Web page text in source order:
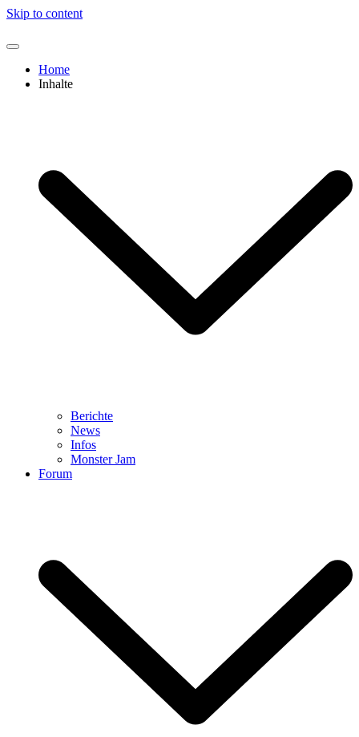
Skip to content
Home
Inhalte
Berichte
News
Infos
Monster Jam
Forum